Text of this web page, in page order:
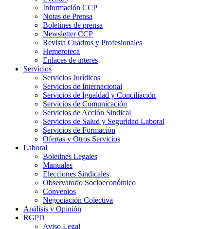
Información CCP
Notas de Prensa
Boletines de prensa
Newsletter CCP
Revista Cuadros y Profesionales
Hemeroteca
Enlaces de interes
Servicios
Servicios Jurídicos
Servicios de Internacional
Servicios de Igualdad y Conciliación
Servicios de Comunicación
Servicios de Acción Sindical
Servicios de Salud y Seguridad Laboral
Servicios de Formación
Ofertas y Otros Servicios
Laboral
Boletines Legales
Manuales
Elecciones Sindicales
Observatorio Socioeconómico
Convenios
Negociación Colectiva
Análisis y Opinión
RGPD
Aviso Legal